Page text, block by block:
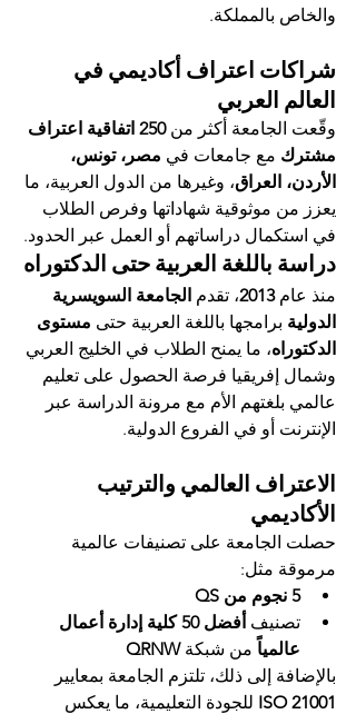
والخاص بالمملكة.
شراكات اعتراف أكاديمي في
العالم العربي
وقّعت الجامعة أكثر من
250 اتفاقية اعتراف
مشترك مع جامعات في مصر، تونس،
الأردن، العراق، وغيرها من الدول العربية، ما
يعزز من موثوقية شهاداتها وفرص الطلاب
في استكمال دراساتهم أو العمل عبر الحدود.
دراسة باللغة العربية حتى الدكتوراه
منذ عام 2013، تقدم الجامعة السويسرية
الدولية برامجها باللغة العربية حتى مستوى
الدكتوراه، ما يمنح الطلاب في الخليج العربي
وشمال إفريقيا فرصة الحصول على تعليم
عالمي بلغتهم الأم مع مرونة الدراسة عبر
الإنترنت أو في الفروع الدولية.
الاعتراف العالمي والترتيب
الأكاديمي
حصلت الجامعة على تصنيفات عالمية
مرموقة مثل:
5 نجوم من QS
تصنيف
أفضل 50 كلية إدارة أعمال
عالمياً من شبكة QRNW
بالإضافة إلى ذلك، تلتزم الجامعة بمعايير
ISO 21001 للجودة التعليمية، ما يعكس